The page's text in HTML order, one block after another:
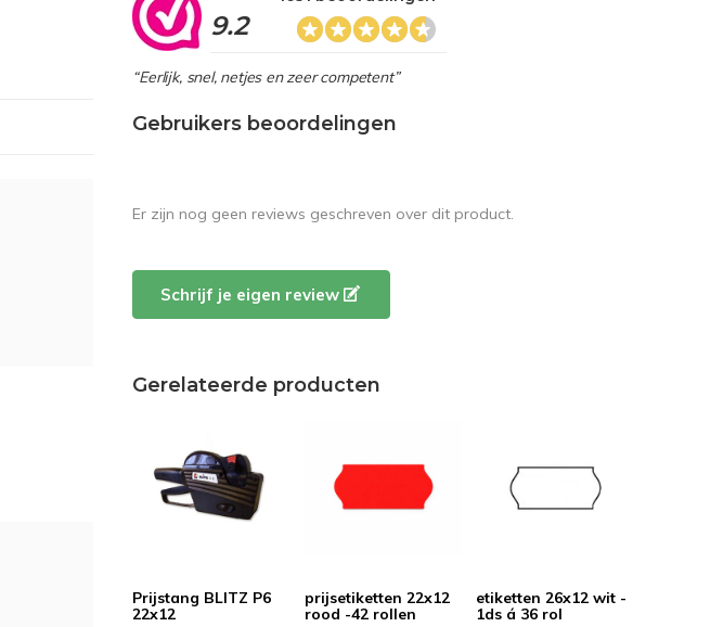
9.2
“Eerlijk, snel, netjes en zeer competent”
Gebruikers beoordelingen
Er zijn nog geen reviews geschreven over dit product.
Schrijf je eigen review
Gerelateerde producten
Prijstang BLITZ P6
22x12
prijsetiketten 22x12
rood -42 rollen
etiketten 26x12 wit -
1ds á 36 rol